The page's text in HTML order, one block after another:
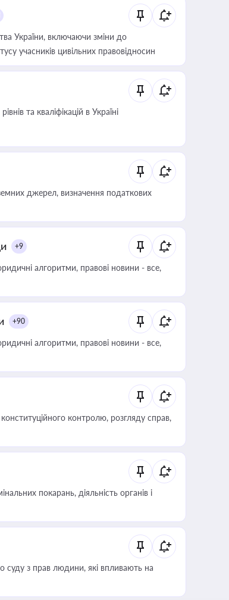
України, включаючи зміни до
учасників цивільних правовідносин
та кваліфікацій в Україні
джерел, визначення податкових
+9
алгоритми, правові новини - все,
+90
алгоритми, правові новини - все,
контролю, розгляду справ,
покарань, діяльність органів і
суду з прав людини, які впливають на